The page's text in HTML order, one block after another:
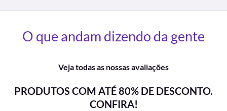
O que andam dizendo da gente
Veja todas as nossas avaliações
PRODUTOS COM ATÉ 80% DE DESCONTO.
CONFIRA!